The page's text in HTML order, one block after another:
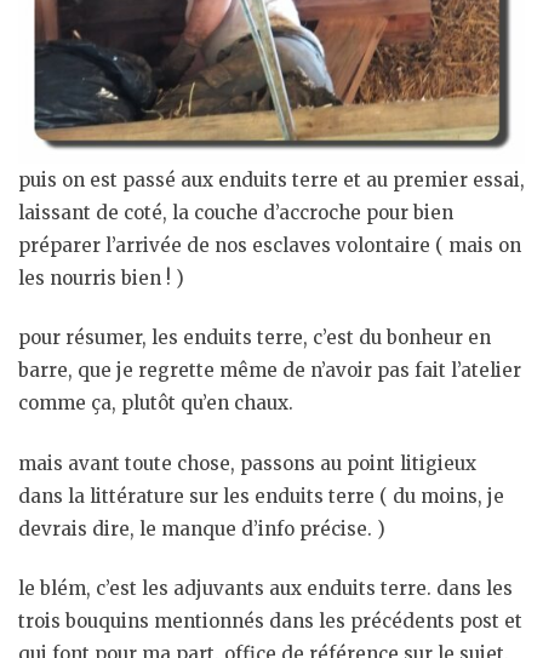
puis on est passé aux enduits terre et au premier essai,
laissant de coté, la couche d’accroche pour bien
préparer l’arrivée de nos esclaves volontaire ( mais on
les nourris bien ! )
pour résumer, les enduits terre, c’est du bonheur en
barre, que je regrette même de n’avoir pas fait l’atelier
comme ça, plutôt qu’en chaux.
mais avant toute chose, passons au point litigieux
dans la littérature sur les enduits terre ( du moins, je
devrais dire, le manque d’info précise. )
le blém, c’est les adjuvants aux enduits terre. dans les
trois bouquins mentionnés dans les précédents post et